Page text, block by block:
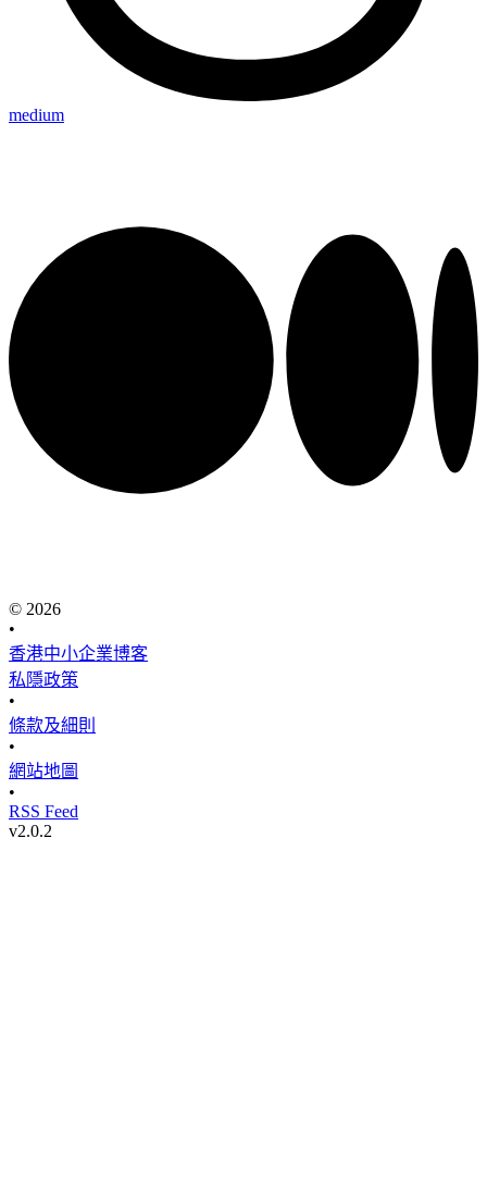
medium
© 2026
•
香港中小企業博客
私隱政策
•
條款及細則
•
網站地圖
•
RSS Feed
v2.0.2